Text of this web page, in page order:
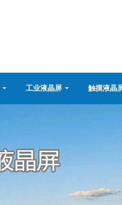
工业液晶屏 触摸液晶